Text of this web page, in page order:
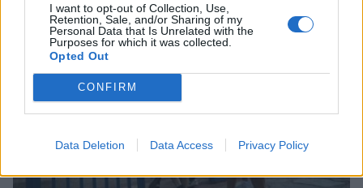
I want to opt-out of Collection, Use,
Retention, Sale, and/or Sharing of my
Personal Data that Is Unrelated with the
Purposes for which it was collected.
Opted Out
CONFIRM
Data Deletion Data Access Privacy Policy